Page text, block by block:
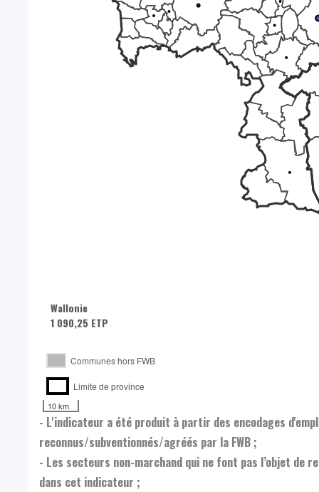
Wallonie
1 090,25 ETP
Communes hors FWB
Limite de province
10 km
- L'indicateur a été produit à partir des encodages
reconnus/subventionnés/agréés par la FWB ;
- Les secteurs non-marchand qui ne font pas l’objet de
dans cet indicateur ;